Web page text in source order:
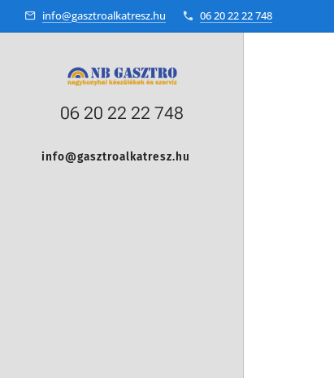
info@gasztroalkatresz.hu 06 20 22 22 748
06 20 22 22 748
info@gasztroalkatresz.hu